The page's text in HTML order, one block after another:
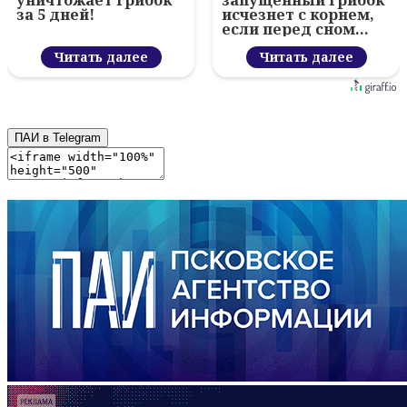
за 5 дней!
Читать далее
исчезнет с корнем,
если перед сном…
Читать далее
ПАИ в Telegram